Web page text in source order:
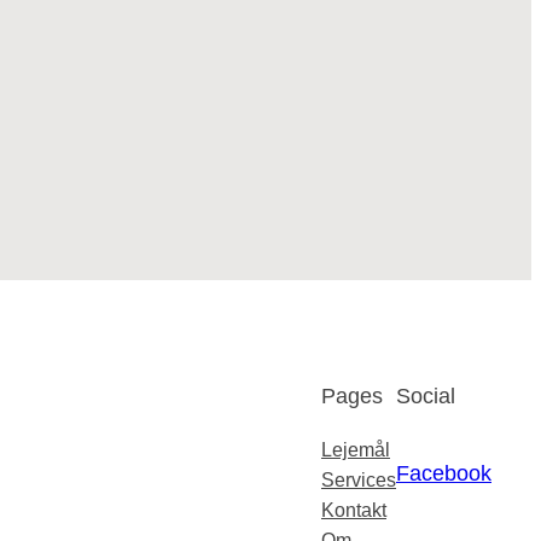
Pages
Lejemål
Services
Kontakt
Social
Facebook